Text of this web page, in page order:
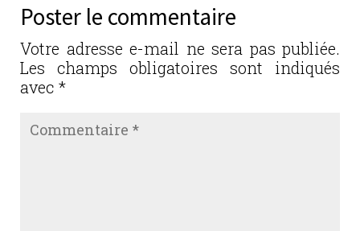
o
o
k
n
Poster le commentaire
Votre adresse e-mail ne sera pas publiée.
Les champs obligatoires sont indiqués
avec *